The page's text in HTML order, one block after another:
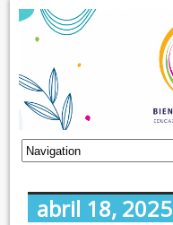
abril 18, 2025